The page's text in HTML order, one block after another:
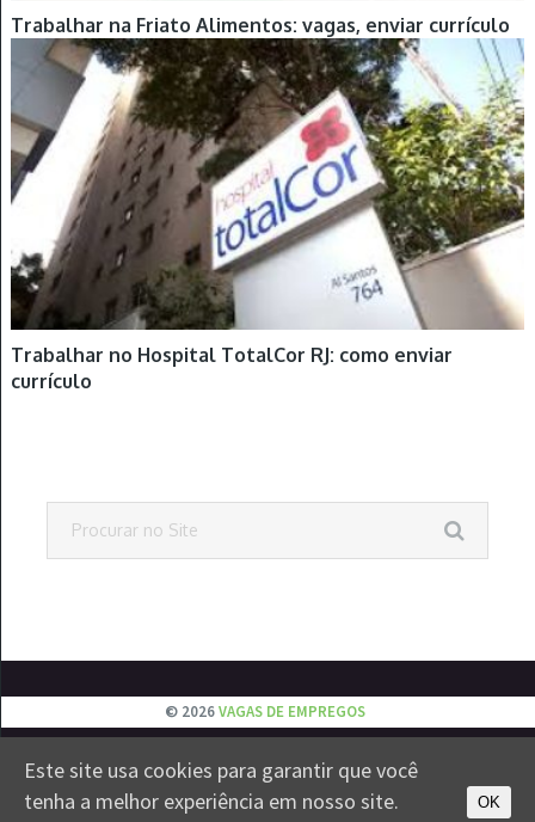
Trabalhar na Friato Alimentos: vagas, enviar currículo
Trabalhar no Hospital TotalCor RJ: como enviar
currículo
© 2026VAGAS DE EMPREGOS
EMPREGOS JOVEM APRENDIZ ESTÁGIOS
VESTIBULAR
CONTATO
PRIVACIDADE
Este site usa cookies para garantir que você
tenha a melhor experiência em nosso site.
OK